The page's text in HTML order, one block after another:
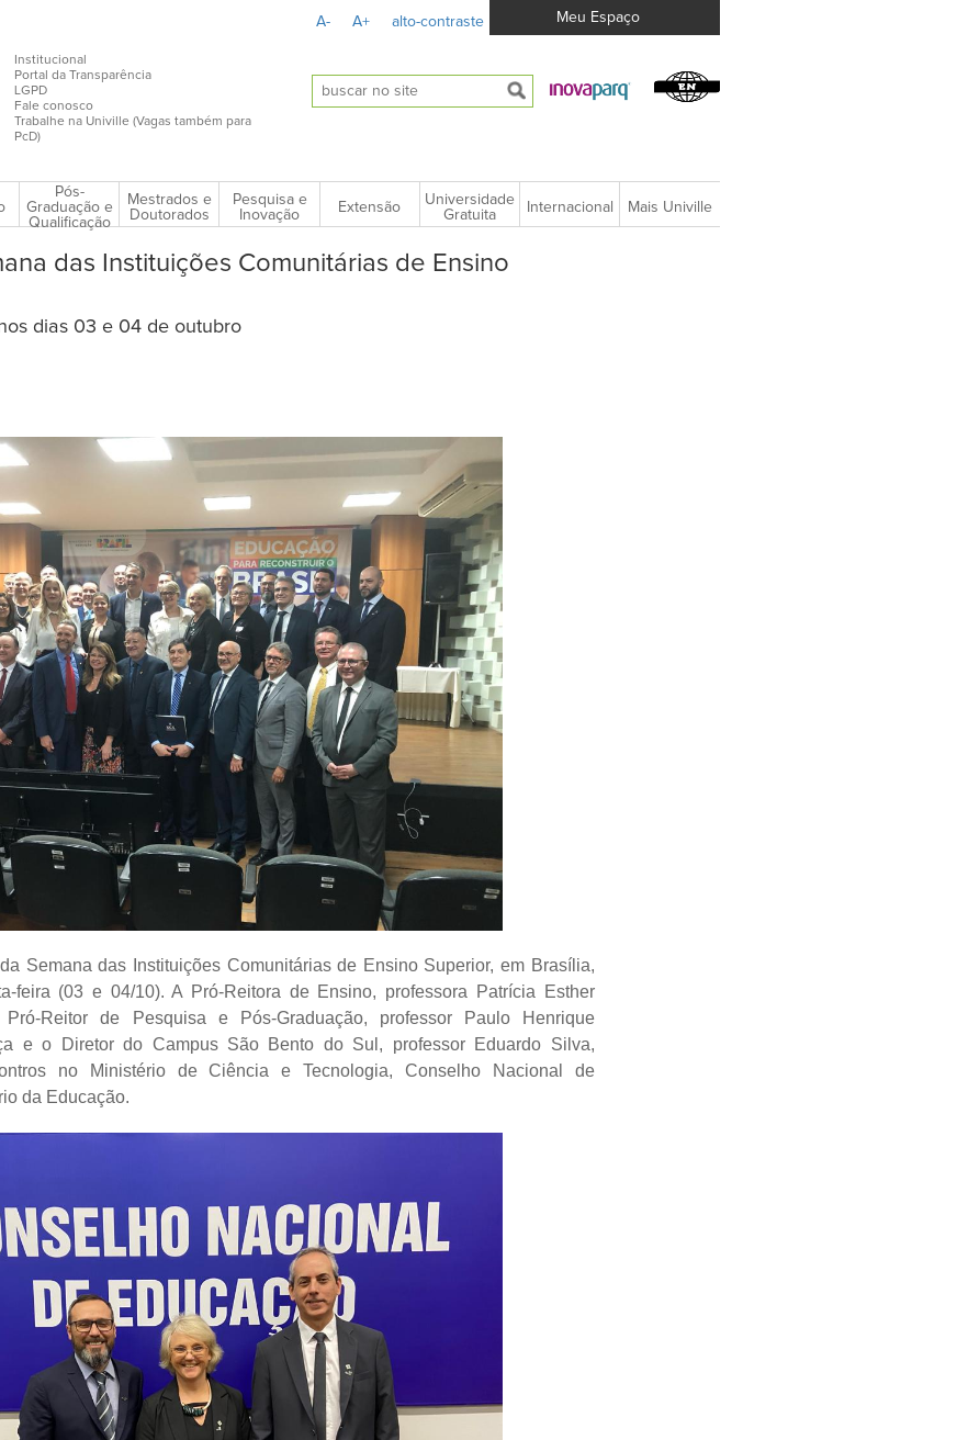
A- A+ alto-contraste Meu Espaço
Institucional
Portal da Transparência
LGPD
Fale conosco
Trabalhe na Univille (Vagas também para
PcD)
Pós-
Graduação e
Qualificação
Mestrados e
Doutorados
Pesquisa e
Inovação
Extensão
Universidade
Gratuita
Internacional Mais Univille
das Instituições Comunitárias de Ensino
dias 03 e 04 de outubro
Semana das Instituições Comunitárias de Ensino Superior, em Brasília,
feira (03 e 04/10). A Pró-Reitora de Ensino, professora Patrícia Esther
Reitor de Pesquisa e Pós-Graduação, professor Paulo Henrique
e o Diretor do Campus São Bento do Sul, professor Eduardo Silva,
no Ministério de Ciência e Tecnologia, Conselho Nacional de
da Educação.